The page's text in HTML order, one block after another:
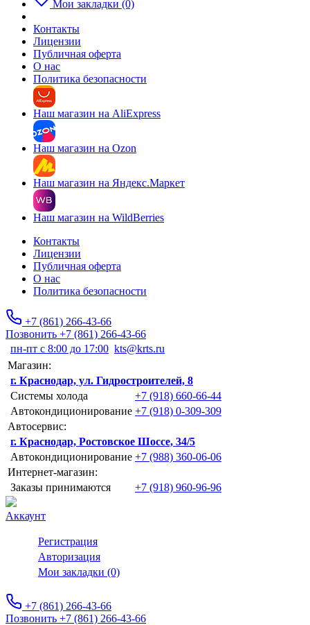
Мои закладки (0)
Контакты
Лицензии
Публичная оферта
О нас
Политика безопасности
Наш магазин на AliExpress
Наш магазин на Ozon
Наш магазин на Яндекс.Маркет
Наш магазин на WildBerries
Контакты
Лицензии
Публичная оферта
О нас
Политика безопасности
+7 (861) 266-43-66
Позвонить +7 (861) 266-43-66
пн-пт с 8:00 до 17:00 kts@krts.ru
Магазин:
г. Краснодар, ул. Гидростроителей, 8
Системы холода
+7 (918) 660-66-44
Автокондиционирование +7 (918) 0-309-309
Автосервис:
г. Краснодар, Ростовское Шоссе, 34/5
Автокондиционирование +7 (988) 360-06-06
Интернет-магазин:
Заказы принимаются
+7 (918) 960-96-96
Аккаунт
Регистрация
Авторизация
Мои закладки (0)
+7 (861) 266-43-66
Позвонить +7 (861) 266-43-66